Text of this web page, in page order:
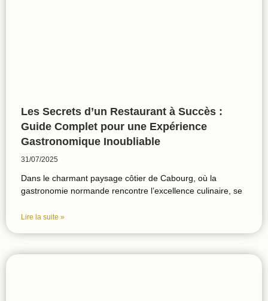
Les Secrets d’un Restaurant à Succès :
Guide Complet pour une Expérience
Gastronomique Inoubliable
31/07/2025
Dans le charmant paysage côtier de Cabourg, où la
gastronomie normande rencontre l’excellence culinaire, se
Lire la suite »